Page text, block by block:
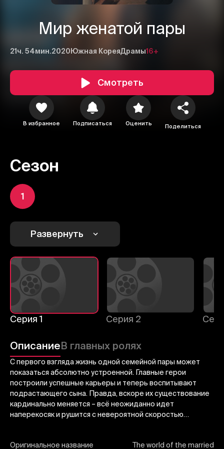
Мир женатой пары
21ч. 54мин.2020 Южная КореяДрамы16+
Смотреть
В избранное Подписаться Оценить Поделиться
Сезон
1
Развернуть
Серия 1 Серия 2
ОписаниеВ главных ролях
С первого взгляда жизнь одной семейной пары может
показаться абсолютно устроенной. Главные герои
построили успешные карьеры и теперь воспитывают
подрастающего сына. Правда, вскоре их существование
кардинально меняется – всё неожиданно идет
наперекосяк и рушится с невероятной скоростью…
Оригинальное название The world of the married
1
Отправить
Отменить